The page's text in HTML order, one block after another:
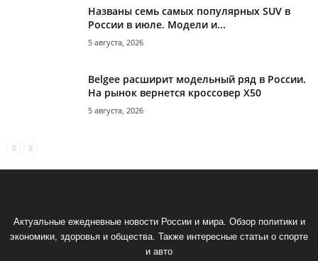
Названы семь самых популярных SUV в
России в июле. Модели и...
5 августа, 2026
Belgee расширит модельный ряд в России.
На рынок вернется кроссовер X50
5 августа, 2026
Актуальные ежедневные новости России и мира. Обзор политики и
экономики, здоровья и общества. Также интересные статьи о спорте
и авто